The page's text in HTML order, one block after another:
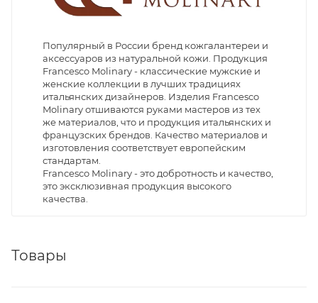
Популярный в России бренд кожгалантереи и
аксессуаров из натуральной кожи. Продукция
Francesco Molinary - классические мужские и
женские коллекции в лучших традициях
итальянских дизайнеров. Изделия Francesco
Molinary отшиваются руками мастеров из тех
же материалов, что и продукция итальянских и
французских брендов. Качество материалов и
изготовления соответствует европейским
стандартам.
Francesco Molinary - это добротность и качество,
это эксклюзивная продукция высокого
качества.
Товары